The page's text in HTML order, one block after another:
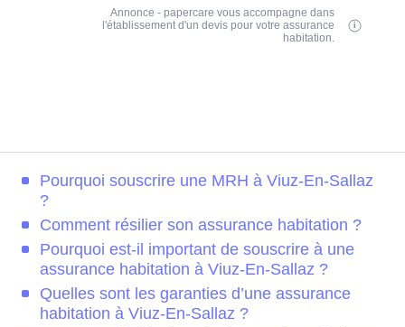
Annonce - papercare vous accompagne dans
l'établissement d'un devis pour votre assurance
habitation.
Pourquoi souscrire une MRH à Viuz-En-Sallaz
?
Comment résilier son assurance habitation ?
Pourquoi est-il important de souscrire à une
assurance habitation à Viuz-En-Sallaz ?
Quelles sont les garanties d’une assurance
habitation à Viuz-En-Sallaz ?